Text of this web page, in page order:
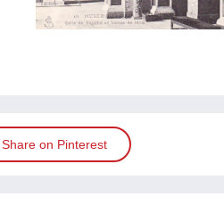
Share on Pinterest